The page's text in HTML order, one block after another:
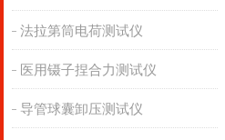
法拉第筒电荷测试仪
医用镊子捏合力测试仪
导管球囊卸压测试仪